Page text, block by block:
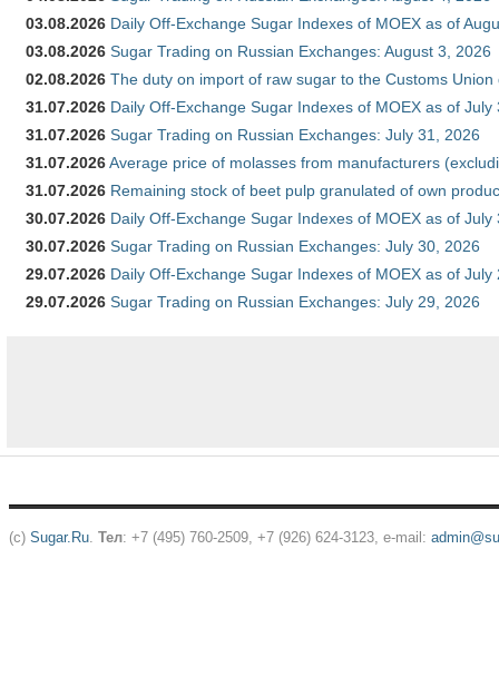
03.08.2026 Daily Off-Exchange Sugar Indexes of MOEX as of
03.08.2026 Sugar Trading on Russian Exchanges: August 3, 2026
02.08.2026 The duty on import of raw sugar to the Customs
31.07.2026 Daily Off-Exchange Sugar Indexes of MOEX as of July
31.07.2026 Sugar Trading on Russian Exchanges: July 31, 2026
31.07.2026Average price of molasses from manufacturers
31.07.2026 Remaining stock of beet pulp granulated of own
30.07.2026 Daily Off-Exchange Sugar Indexes of MOEX as of July
30.07.2026 Sugar Trading on Russian Exchanges: July 30, 2026
29.07.2026 Daily Off-Exchange Sugar Indexes of MOEX as of July
29.07.2026 Sugar Trading on Russian Exchanges: July 29, 2026
(c) Sugar.Ru. Тел: +7 (495) 760-2509, +7 (926) 624-3123, e-mail: